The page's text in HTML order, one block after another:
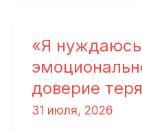
в
такое
время»
«Я
доверие
31 июля, 2026